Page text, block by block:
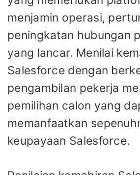
menjamin operasi,
peningkatan hubungan
yang lancar. Menilai
Salesforce dengan
pengambilan pekerja
pemilihan calon yang
memanfaatkan
keupayaan Salesforce.